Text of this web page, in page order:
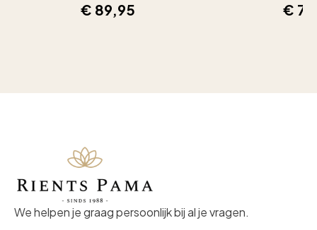
€ 89,95 €
We helpen je graag persoonlijk bij al je vragen.